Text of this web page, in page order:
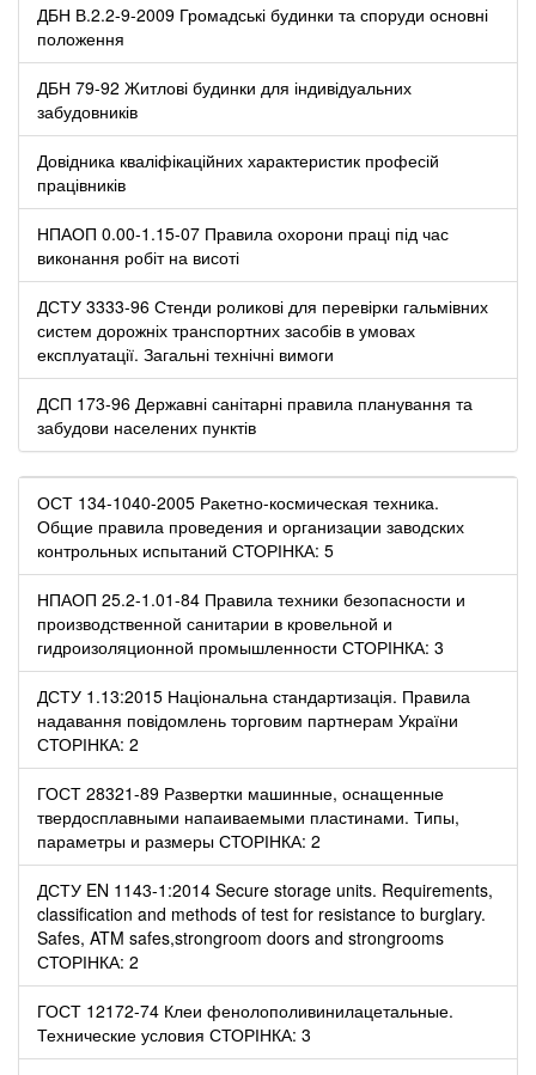
ДБН В.2.2-9-2009 Громадські будинки та споруди основні
положення
ДБН 79-92 Житлові будинки для індивідуальних
забудовників
Довідника кваліфікаційних характеристик професій
працівників
НПАОП 0.00-1.15-07 Правила охорони праці під час
виконання робіт на висоті
ДСТУ 3333-96 Стенди роликові для перевірки гальмівних
систем дорожніх транспортних засобів в умовах
експлуатації. Загальні технічні вимоги
ДСП 173-96 Державні санітарні правила планування та
забудови населених пунктів
ОСТ 134-1040-2005 Ракетно-космическая техника.
Общие правила проведения и организации заводских
контрольных испытаний СТОРІНКА: 5
НПАОП 25.2-1.01-84 Правила техники безопасности и
производственной санитарии в кровельной и
гидроизоляционной промышленности СТОРІНКА: 3
ДСТУ 1.13:2015 Національна стандартизація. Правила
надавання повідомлень торговим партнерам України
СТОРІНКА: 2
ГОСТ 28321-89 Развертки машинные, оснащенные
твердосплавными напаиваемыми пластинами. Типы,
параметры и размеры СТОРІНКА: 2
ДСТУ EN 1143-1:2014 Secure storage units. Requirements,
classification and methods of test for resistance to burglary.
Safes, ATM safes,strongroom doors and strongrooms
СТОРІНКА: 2
ГОСТ 12172-74 Клеи фенолополивинилацетальные.
Технические условия СТОРІНКА: 3